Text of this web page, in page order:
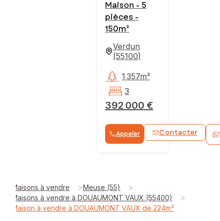
Maison - 5
pièces -
150m²
Verdun
(55100)
392 000 €
1 357m²
3
Appeler Contacter
Maisons à vendre >Meuse (55) >
Maisons à vendre à DOUAUMONT VAUX (55400) >
Maison à vendre à DOUAUMONT VAUX de 224m²